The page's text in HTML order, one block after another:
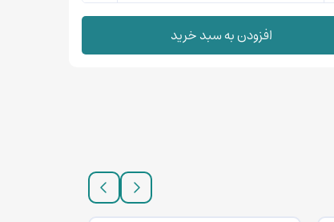
افزودن به سبد خرید